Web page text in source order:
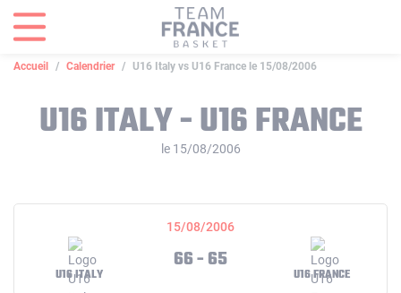
Accueil Calendrier U16 Italy vs U16 France le 15/08/2006
U16 ITALY - U16 FRANCE
le 15/08/2006
15/08/2006
U16 ITALY
66 - 65
U16 FRANCE
Panneau de gestion des cookies